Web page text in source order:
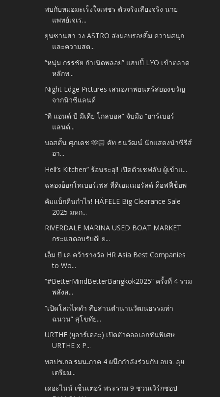
พบกับหมอมะเร็งใจเพชร ตัวจริงเสียงจริง นาย
แพทย์เจเร...
ยุนซานฮา วง ASTRO ส่งมอบรอยยิ้ม ความสนุก
และความสด...
“หนุ่ม กรรชัย กำเนิดพลอย” แฮบปี้ LYO เข้าตลาด
หลักท...
Night Edge Pictures เสนอภาพยนตร์สยองขวัญ
จากนิวซีแลนด์
“ที แอนด์ บี มีเดีย โกลบอล” จับมือ “ฮาร์เบอร์
แลนด์...
บอสตั้น ศุภเดช 🫶🏻 คัท ธนวัฒน์ นักแสดงนำซีรีส์
อา...
Hell’s Kitchen” ร้อนระอุ!! เปิดตัวเชฟลับ ผู้เข้าแ...
ฉลองอ็อกโทเบอร์เฟส ที่ดิเอมเมอรัลด์ ค็อฟฟี่ช็อพ
คัมแบ็กคืนกำไร! HÄFELE Big Clearance Sale
2025 มหก...
RIVERDALE MARINA USED BOAT MARKET
กระแสตอบรับดี! ย...
เอ็ม บี เค คว้ารางวัล HR Asia Best Companies
to Wo...
“#BetterMindBetterBangkok2025” ครั้งที่ 4 รวม
พลังส...
“เปิดโลกไทดำ สืบสานตำนานวัฒนธรรมท่า
ฉนวน” สุโขทัย...
URTHE (ยูอาร์เดอะ) เปิดตัวคอลเลกชันพิเศษ
URTHE x P...
ทสปช.กอ.รมน.ภาค 4 ผนึกกำลังร่วมกับ อบจ. ลุย
เตรียม...
เดอะไนน์ เซ็นเตอร์ พระราม 9 ชวนเวิร์กชอป